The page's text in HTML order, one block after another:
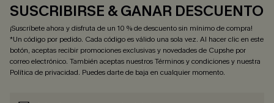
SUSCRIBIRSE & GANAR DESCUENTO
¡Suscríbete ahora y disfruta de un 10 % de descuento sin mínimo de compra!
*Un código por pedido. Cada código es válido una sola vez. Al hacer clic en este
botón, aceptas recibir promociones exclusivas y novedades de Cupshe por
correo electrónico. También aceptas nuestrosTérminos y condicionesy nuestra
Política de privacidad. Puedes darte de baja en cualquier momento.